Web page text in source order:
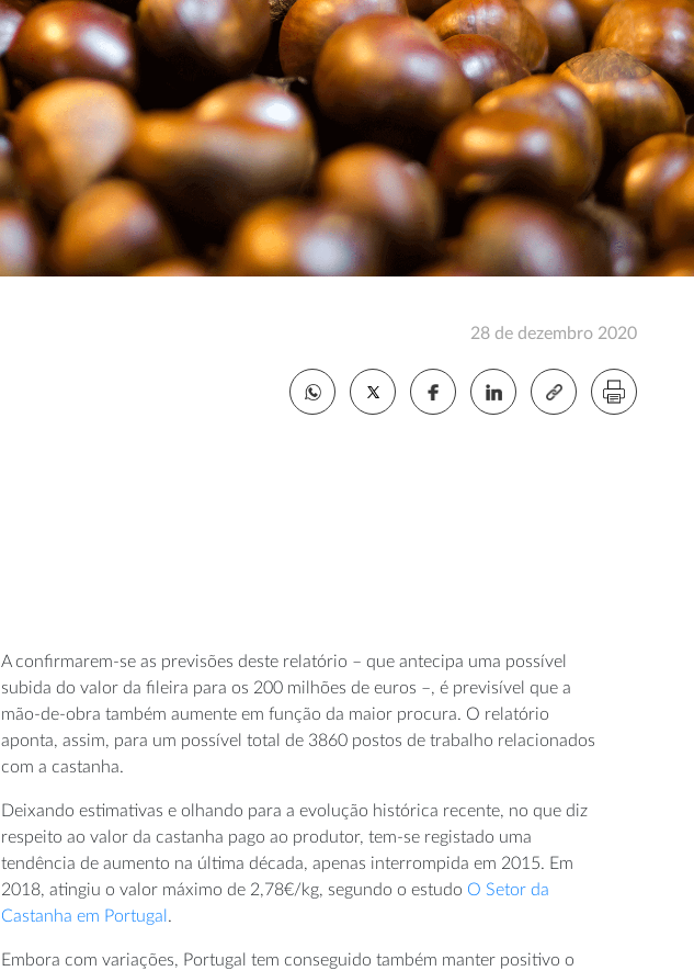
28 de dezembro 2020
A confirmarem-se as previsões deste relatório – que antecipa uma possível
subida do valor da fileira para os 200 milhões de euros –, é previsível que a
mão-de-obra também aumente em função da maior procura. O relatório
aponta, assim, para um possível total de 3860 postos de trabalho relacionados
com a castanha.
Deixando estimativas e olhando para a evolução histórica recente, no que diz
respeito ao valor da castanha pago ao produtor, tem-se registado uma
tendência de aumento na última década, apenas interrompida em 2015. Em
2018, atingiu o valor máximo de 2,78€/kg, segundo o estudo O Setor da
Castanha em Portugal .
Embora com variações, Portugal tem conseguido também manter positivo o